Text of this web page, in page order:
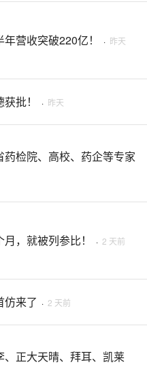
营收突破220亿！ · 昨天
批！ · 昨天
检院、高校、药企等专家
，就被列参比！ · 2 天前
仿来了 · 2 天前
正大天晴、拜耳、凯莱